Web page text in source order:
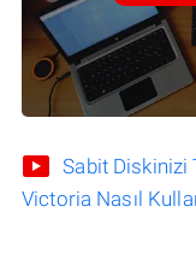
Sabit Diskinizi
Victoria Nasıl